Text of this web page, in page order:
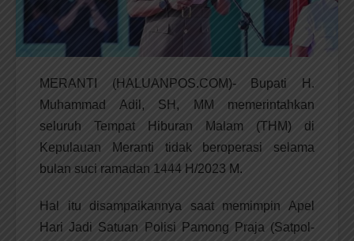
MERANTI (HALUANPOS.COM)- Bupati H.
Muhammad Adil, SH, MM memerintahkan
seluruh Tempat Hiburan Malam (THM) di
Kepulauan Meranti tidak beroperasi selama
bulan suci ramadan 1444 H/2023 M.
Hal itu disampaikannya saat memimpin Apel
Hari Jadi Satuan Polisi Pamong Praja (Satpol-